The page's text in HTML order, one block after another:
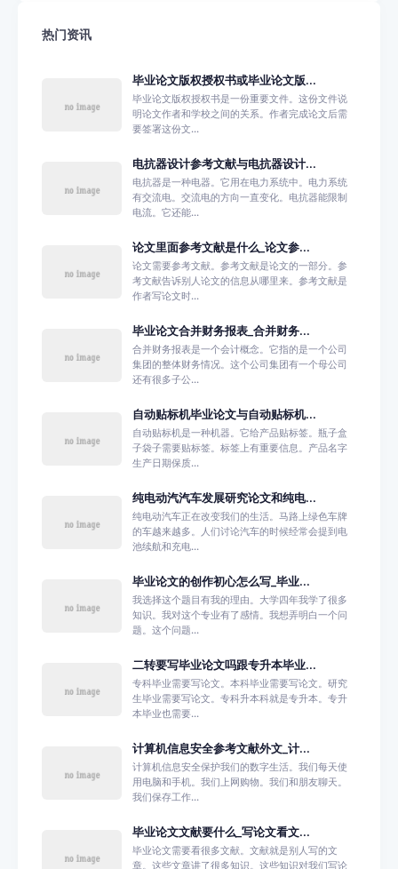
热门资讯
毕业论文版权授权书或毕业论文版...
毕业论文版权授权书是一份重要文件。这份文件说
明论文作者和学校之间的关系。作者完成论文后需
要签署这份文...
电抗器设计参考文献与电抗器设计...
电抗器是一种电器。它用在电力系统中。电力系统
有交流电。交流电的方向一直变化。电抗器能限制
电流。它还能...
论文里面参考文献是什么_论文参...
论文需要参考文献。参考文献是论文的一部分。参
考文献告诉别人论文的信息从哪里来。参考文献是
作者写论文时...
毕业论文合并财务报表_合并财务...
合并财务报表是一个会计概念。它指的是一个公司
集团的整体财务情况。这个公司集团有一个母公司
还有很多子公...
自动贴标机毕业论文与自动贴标机...
自动贴标机是一种机器。它给产品贴标签。瓶子盒
子袋子需要贴标签。标签上有重要信息。产品名字
生产日期保质...
纯电动汽汽车发展研究论文和纯电...
纯电动汽车正在改变我们的生活。马路上绿色车牌
的车越来越多。人们讨论汽车的时候经常会提到电
池续航和充电...
毕业论文的创作初心怎么写_毕业...
我选择这个题目有我的理由。大学四年我学了很多
知识。我对这个专业有了感情。我想弄明白一个问
题。这个问题...
二转要写毕业论文吗跟专升本毕业...
专科毕业需要写论文。本科毕业需要写论文。研究
生毕业需要写论文。专科升本科就是专升本。专升
本毕业也需要...
计算机信息安全参考文献外文_计...
计算机信息安全保护我们的数字生活。我们每天使
用电脑和手机。我们上网购物。我们和朋友聊天。
我们保存工作...
毕业论文文献要什么_写论文看文...
毕业论文需要看很多文献。文献就是别人写的文
章。这些文章讲了很多知识。这些知识对我们写论